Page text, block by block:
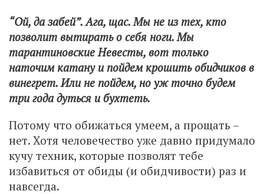
“Ой, да забей”. Ага, щас. Мы не из тех, кто
позволит вытирать о себя ноги. Мы
тарантиновские Невесты, вот только
наточим катану и пойдем крошить обидчиков в
винегрет. Или не пойдем, но уж точно будем
три года дуться и бухтеть.
Потому что обижаться умеем, а прощать –
нет. Хотя человечество уже давно придумало
кучу техник, которые позволят тебе
избавиться от обиды (и обидчивости) раз и
навсегда.